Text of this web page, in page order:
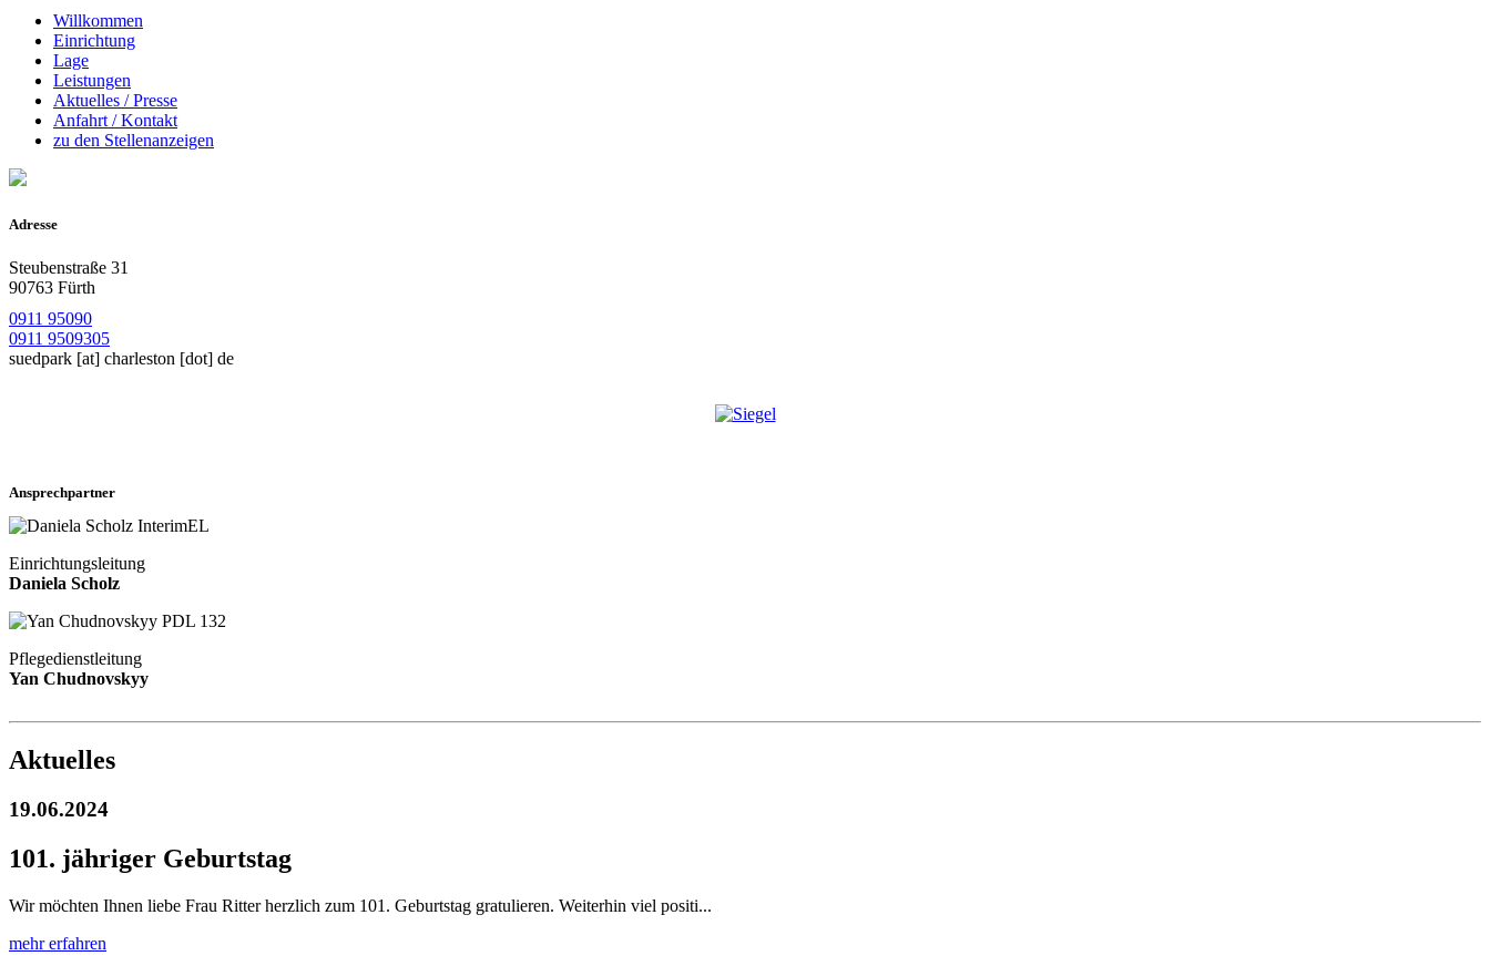
Willkommen
Einrichtung
Lage
Leistungen
Aktuelles / Presse
Anfahrt / Kontakt
zu den Stellenanzeigen
Adresse
Steubenstraße 31
90763 Fürth
0911 95090
0911 9509305
suedpark [at] charleston [dot] de
Ansprechpartner
Einrichtungsleitung
Daniela Scholz
Pflegedienstleitung
Yan Chudnovskyy
Aktuelles
19.06.2024
101. jähriger Geburtstag
Wir möchten Ihnen liebe Frau Ritter herzlich zum 101. Geburtstag gratulieren. Weiterhin viel positi...
mehr erfahren